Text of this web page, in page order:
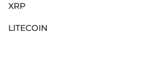
XRP
LITECOIN